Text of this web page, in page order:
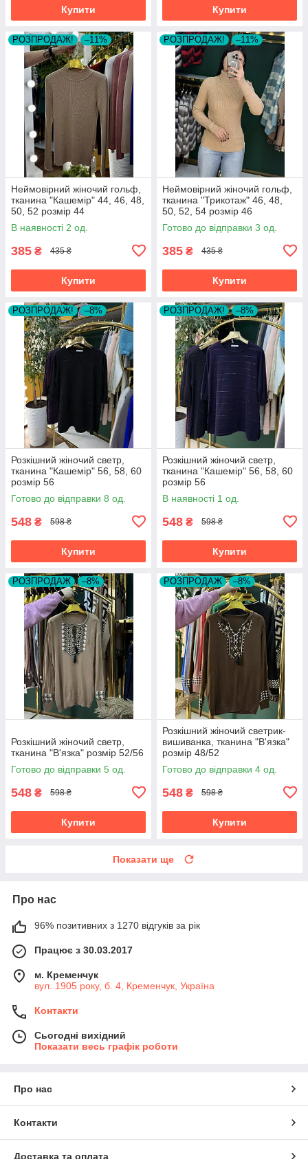
Купити Купити
РОЗПРОДАЖ! –11%
Неймовірний жіночий гольф,
тканина "Кашемір" 44, 46, 48,
50, 52 розмір 44
В наявності 2 од.
385 ₴ 435 ₴
Купити
РОЗПРОДАЖ! –11%
Неймовірний жіночий гольф,
тканина "Трикотаж" 46, 48,
50, 52, 54 розмір 46
Готово до відправки 3 од.
385 ₴ 435 ₴
Купити
РОЗПРОДАЖ! –8%
Розкішний жіночий светр,
тканина "Кашемір" 56, 58, 60
розмір 56
Готово до відправки 8 од.
548 ₴ 598 ₴
Купити
РОЗПРОДАЖ! –8%
Розкішний жіночий светр,
тканина "Кашемір" 56, 58, 60
розмір 56
В наявності 1 од.
548 ₴ 598 ₴
Купити
РОЗПРОДАЖ –8%
Розкішний жіночий светр,
тканина "В'язка" розмір 52/56
Готово до відправки 5 од.
548 ₴ 598 ₴
Купити
РОЗПРОДАЖ –8%
Розкішний жіночий светрик-
вишиванка, тканина "В'язка"
розмір 48/52
Готово до відправки 4 од.
548 ₴ 598 ₴
Купити
Показати ще
Про нас
96% позитивних з 1270 відгуків за рік
Працює з 30.03.2017
м. Кременчук
вул. 1905 року, б. 4, Кременчук, Україна
Контакти
Сьогодні вихідний
Показати весь графік роботи
Про нас
Контакти
Доставка та оплата